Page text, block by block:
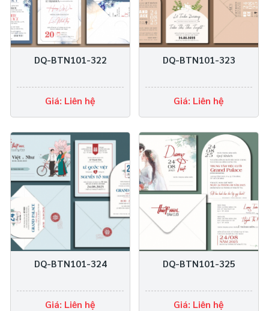
DQ-BTN101-322
Giá: Liên hệ
DQ-BTN101-323
Giá: Liên hệ
DQ-BTN101-324
Giá: Liên hệ
DQ-BTN101-325
Giá: Liên hệ